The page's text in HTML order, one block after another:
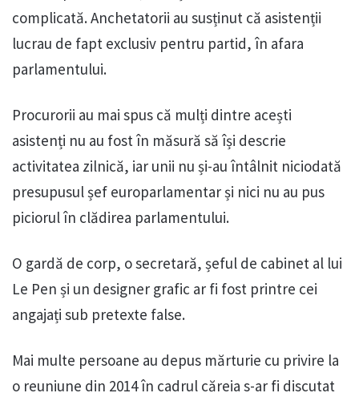
complicată. Anchetatorii au susținut că asistenții
lucrau de fapt exclusiv pentru partid, în afara
parlamentului.
Procurorii au mai spus că mulți dintre acești
asistenți nu au fost în măsură să își descrie
activitatea zilnică, iar unii nu și-au întâlnit niciodată
presupusul șef europarlamentar și nici nu au pus
piciorul în clădirea parlamentului.
O gardă de corp, o secretară, șeful de cabinet al lui
Le Pen și un designer grafic ar fi fost printre cei
angajați sub pretexte false.
Mai multe persoane au depus mărturie cu privire la
o reuniune din 2014 în cadrul căreia s-ar fi discutat